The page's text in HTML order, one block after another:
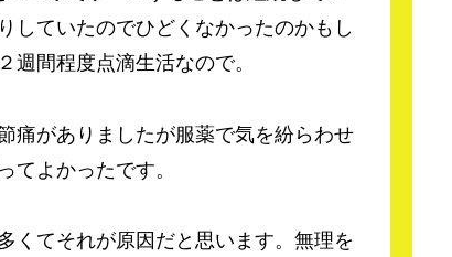
していたのでひどくなかったのかもし
週間程度点滴生活なので。
痛がありましたが服薬で気を紛らわせ
てよかったです。
くてそれが原因だと思います。無理を